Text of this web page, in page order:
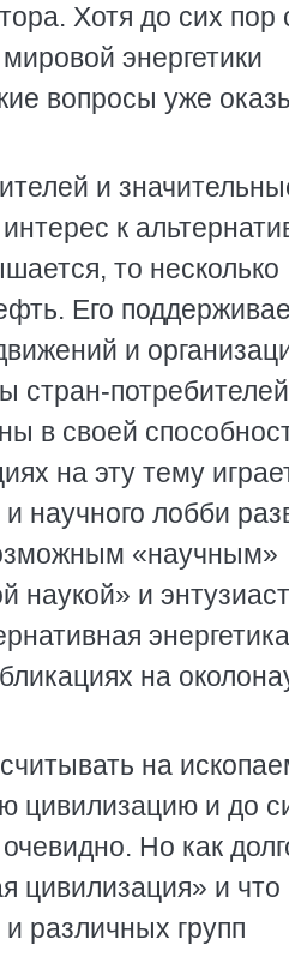
Хотя до сих пор
энергетики
вопросы уже
и
к
то несколько
Его
и
стран-потребителей
в своей
на эту тему
научного лобби
«научным»
наукой» и
на
на
цивилизацию и до
Но как
цивилизация» и что
различных групп